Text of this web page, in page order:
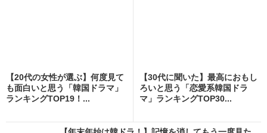
【20代の女性が選ぶ】何度見て
も面白いと思う「韓国ドラマ」
ランキングTOP19！...
【30代に聞いた】最高におもし
ろいと思う「恋愛系韓国ドラ
マ」ランキングTOP30...